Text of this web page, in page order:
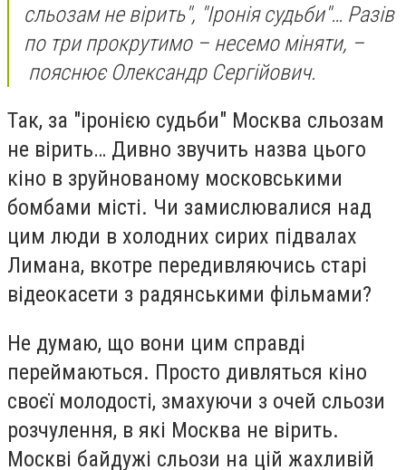
сльозам не вірить", "Іронія судьби"… Разів
по три прокрутимо – несемо міняти, –
пояснює Олександр Сергійович.
Так, за "іронією судьби" Москва сльозам
не вірить… Дивно звучить назва цього
кіно в зруйнованому московськими
бомбами місті. Чи замислювалися над
цим люди в холодних сирих підвалах
Лимана, вкотре передивляючись старі
відеокасети з радянськими фільмами?
Не думаю, що вони цим справді
переймаються. Просто дивляться кіно
своєї молодості, змахуючи з очей сльози
розчулення, в які Москва не вірить.
Москві байдужі сльози на цій жахливій